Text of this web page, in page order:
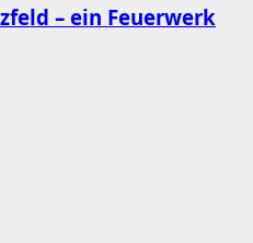
– ein Feuerwerk